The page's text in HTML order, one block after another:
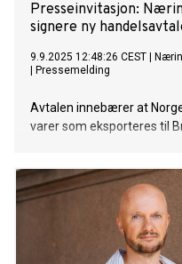
Presseinvitasjon:
signere ny
9.9.2025 12:48:26 CEST
Pressemelding
Avtalen innebærer at
varer som eksporteres til